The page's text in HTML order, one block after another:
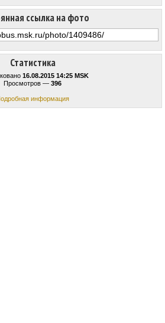
Статистика
16.08.2015 14:25 MSK
Просмотров — 396
информация
ссылка на фото